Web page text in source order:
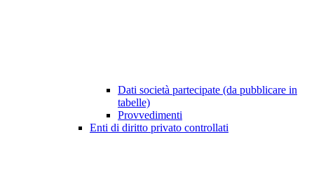
Dati società partecipate (da pubblicare in
tabelle)
Provvedimenti
Enti di diritto privato controllati